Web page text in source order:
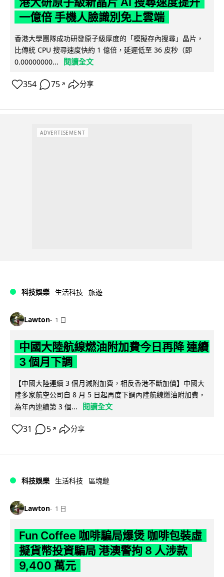
一億倍 手機人臉識別免上雲端
香港大學團隊成功研發原子級厚度的「模擬存內搜尋」晶片，
比傳統 CPU 搜尋速度快約 1 億倍，延遲低至 36 皮秒（即
0.00000000...
閱讀全文
354 75 ↗ 分享
ADVERTISEMENT
科技娛樂 生活科技 旅遊
Lawton 1 日
中國大陸航線燃油附加費今日再降 連續
3 個月下調
【中國大陸連續 3 個月減附加費，相反香港不斷加價】中國大
陸多家航空公司自 8 月 5 日起再度下調內陸航線燃油附加費，
為年內連續第 3 個...
閱讀全文
31 5 ↗ 分享
科技娛樂 生活科技 區塊鏈
Lawton 1 日
Fun Coffee 咖啡騙局爆煲 咖啡包裝虛
擬貨幣投資騙局 港澳警拘 8 人涉款
9,400 萬元